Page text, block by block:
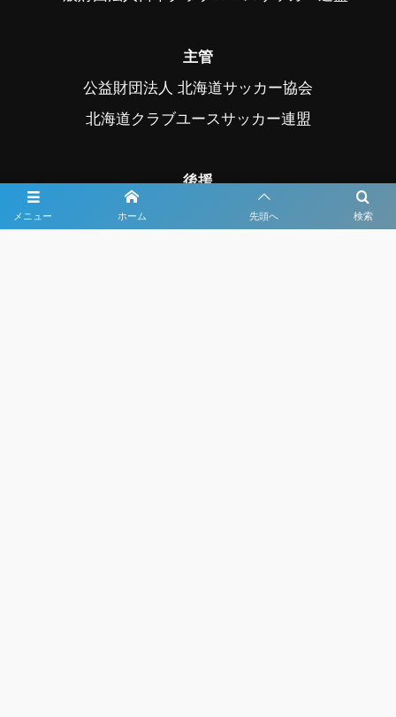
メニュー 検索
ホーム 先頭へ
主管
公益財団法人 北海道サッカー協会
北海道クラブユースサッカー連盟
後援
スポーツ庁、帯広市、帯広市教育委員会